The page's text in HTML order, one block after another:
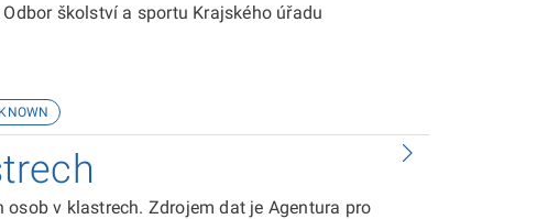
školství a sportu Krajského úřadu
v klastrech. Zdrojem dat je Agentura pro